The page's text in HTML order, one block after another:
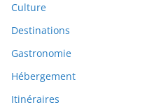
Culture
Destinations
Gastronomie
Hébergement
Itinéraires